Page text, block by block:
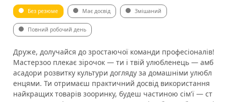
Без резюме Має досвід Змішаний
Повний робочий день
Друже, долучайся до зростаючої команди професіоналів!
Мастерзоо плекає зірочок — ти і твій улюбленець — амб
асадори розвитку культури догляду за домашніми улюбл
енцями. Ти отримаєш практичний досвід використання
найкращих товарів зооринку, будеш частиною сім'ї — ст